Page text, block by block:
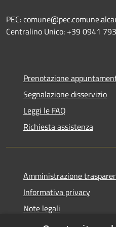
PEC:
Centralino Unico: +39 0941
Prenotazione
Segnalazione disservizio
Leggi le FAQ
Richiesta assistenza
Amministrazione
Informativa privacy
Note legali
Dichiarazione di accessibilità